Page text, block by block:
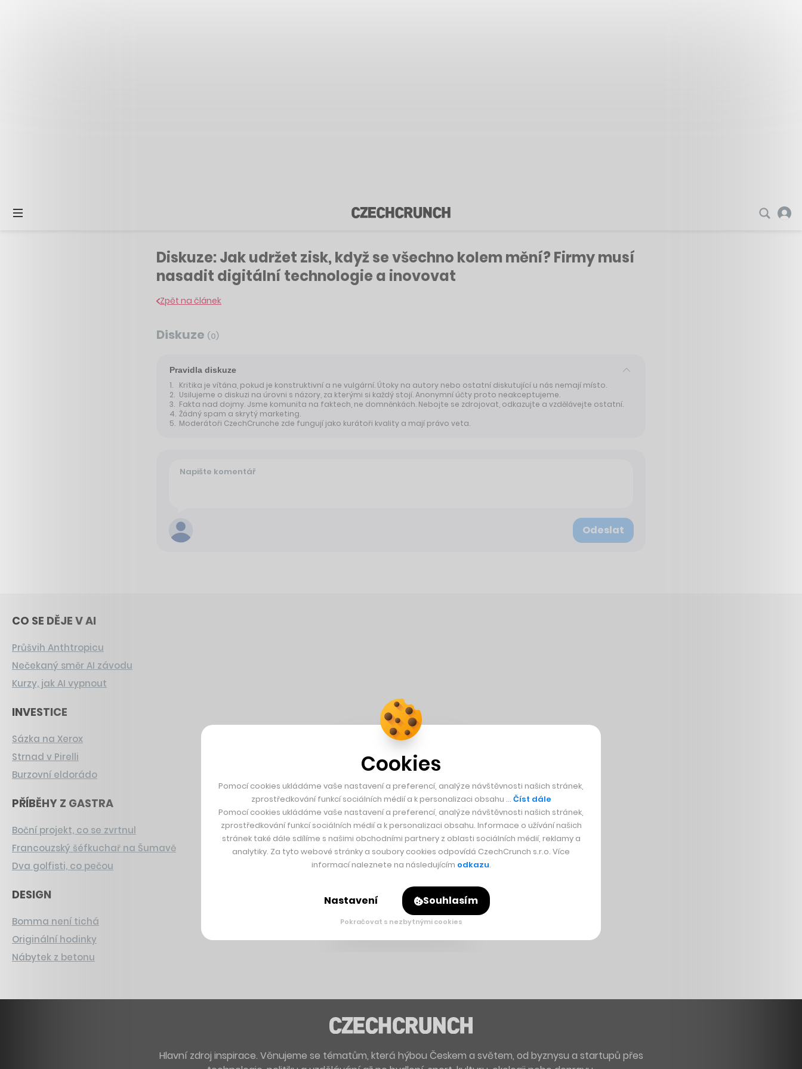
Diskuze: Jak udržet zisk, když se všechno kolem mění? Firmy musí
nasadit digitální technologie a inovovat
Zpět na článek
Diskuze (0)
Pravidla diskuze
Kritika je vítána, pokud je konstruktivní a ne vulgární. Útoky na autory nebo ostatní diskutující u nás nemají místo.
Usilujeme o diskuzi na úrovni s názory, za kterými si každý stojí. Anonymní účty proto neakceptujeme.
Fakta nad dojmy. Jsme komunita na faktech, ne domněnkách. Nebojte se zdrojovat, odkazujte a vzdělávejte ostatní.
Žádný spam a skrytý marketing.
Moderátoři CzechCrunche zde fungují jako kurátoři kvality a mají právo veta.
Odeslat
CO SE DĚJE V AI
Průšvih Anthtropicu
Nečekaný směr AI závodu
Kurzy, jak AI vypnout
INVESTICE
Sázka na Xerox
Strnad v Pirelli
Burzovní eldorádo
PŘÍBĚHY Z GASTRA
Boční projekt, co se zvrtnul
Francouzský šéfkuchař na Šumavě
Dva golfisti, co pečou
DESIGN
Bomma není tichá
Originální hodinky
Nábytek z betonu
Hlavní zdroj inspirace. Věnujeme se tématům, která hýbou Českem a světem, od byznysu a startupů přes
Cookies
Pomocí cookies ukládáme vaše nastavení a preferencí, analýze návštěvnosti našich stránek,
zprostředkování funkcí sociálních médií a k personalizaci obsahu … Číst dále
Pomocí cookies ukládáme vaše nastavení a preferencí, analýze návštěvnosti našich stránek,
zprostředkování funkcí sociálních médií a k personalizaci obsahu. Informace o užívání našich
stránek také dále sdílíme s našimi obchodními partnery z oblasti sociálních médií, reklamy a
analytiky. Za tyto webové stránky a soubory cookies odpovídá CzechCrunch s.r.o. Více
informací naleznete na následujícím odkazu.
Nastavení Souhlasím
Pokračovat s nezbytnými cookies